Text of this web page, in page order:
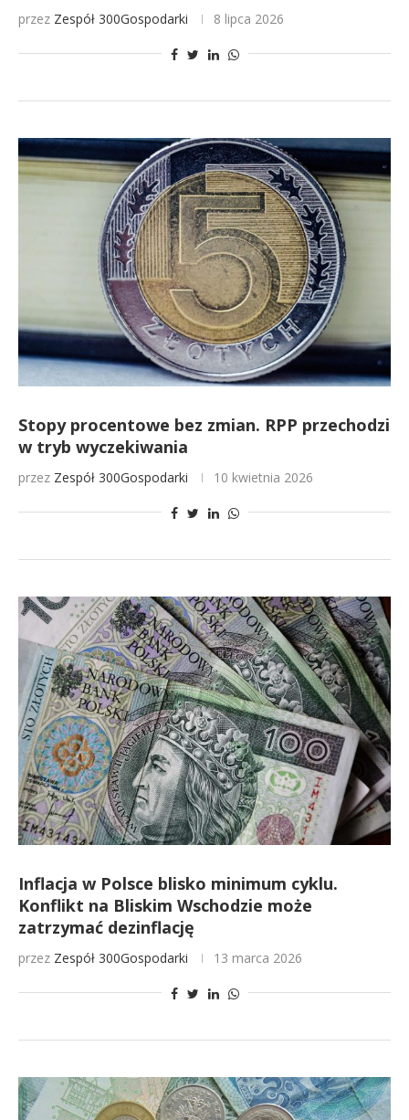
przez Zespół 300Gospodarki 8 lipca 2026
Stopy procentowe bez zmian. RPP przechodzi
w tryb wyczekiwania
przez Zespół 300Gospodarki 10 kwietnia 2026
Inflacja w Polsce blisko minimum cyklu.
Konflikt na Bliskim Wschodzie może
zatrzymać dezinflację
przez Zespół 300Gospodarki 13 marca 2026